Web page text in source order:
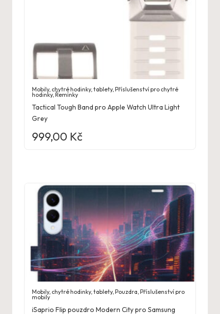
Mobily, chytré hodinky, tablety,Příslušenství pro chytré
hodinky, Řemínky
Tactical Tough Band pro Apple Watch Ultra Light
Grey
999,00 Kč
Mobily, chytré hodinky, tablety,Pouzdra ,Příslušenství pro
mobily
iSaprio Flip pouzdro Modern City pro Samsung